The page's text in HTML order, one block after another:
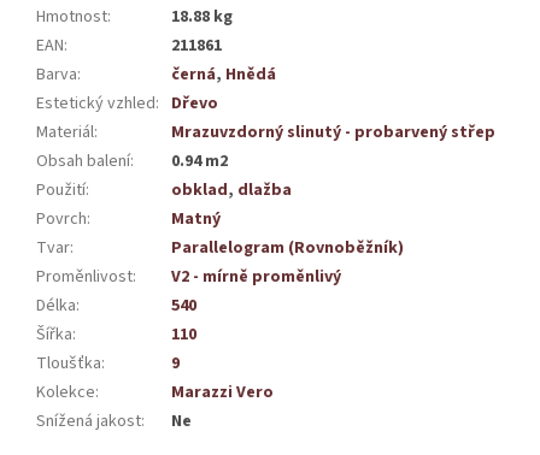
Hmotnost:
18.88 kg
EAN:
211861
Barva: černá, Hnědá
Estetický vzhled: Dřevo
Materiál:
Mrazuvzdorný slinutý - probarvený střep
Obsah balení:
0.94 m2
Použití: obklad, dlažba
Povrch:
Matný
Tvar:
Parallelogram (Rovnoběžník)
Proměnlivost:
V2 - mírně proměnlivý
Délka:
540
Šířka:
110
Tloušťka:
9
Kolekce:
Marazzi Vero
Snížená jakost: Ne